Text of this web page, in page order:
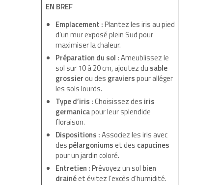
EN BREF
Emplacement :Plantez les iris au pied
d’un mur exposé plein Sud pour
maximiser la chaleur.
Préparation du sol :Ameublissez le
sol sur 10 à 20 cm, ajoutez du sable
grossierou des gravierspour alléger
les sols lourds.
Type d’iris :Choisissez des iris
germanicapour leur splendide
floraison.
Dispositions :Associez les iris avec
des pélargoniumset des capucines
pour un jardin coloré.
Entretien :Prévoyez un sol bien
drainéet évitez l’excès d’humidité.